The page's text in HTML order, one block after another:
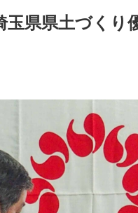
玉県県土づくり